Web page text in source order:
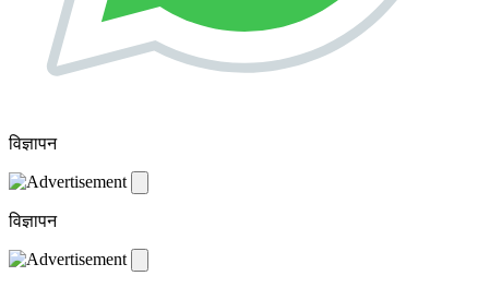
विज्ञापन
विज्ञापन